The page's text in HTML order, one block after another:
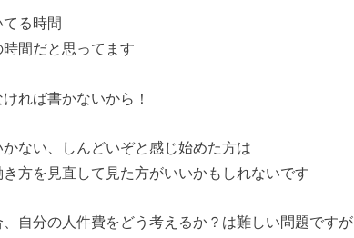
る時間
間だと思ってます
れば書かないから！
ない、しんどいぞと感じ始めた方は
方を見直して見た方がいいかもしれないです
自分の人件費をどう考えるか？は難しい問題ですが